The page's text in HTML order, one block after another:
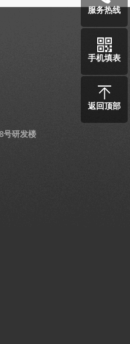
号研发楼
服务热线
手机填表
返回顶部